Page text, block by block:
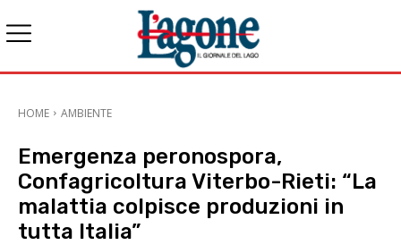
HOME AMBIENTE
Emergenza peronospora,
Confagricoltura Viterbo-Rieti: “La
malattia colpisce produzioni in
tutta Italia”